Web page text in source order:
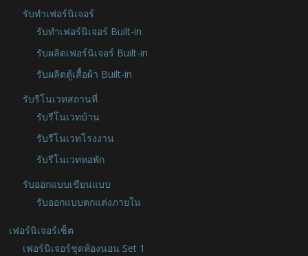
รับทำเฟอร์นิเจอร์
รับทำเฟอร์นิเจอร์ Built-in
รับผลิตเฟอร์นิเจอร์ Built-in
รับผลิตตู้เสื้อผ้า Built-in
รับรีโนเวทสถานที่
รับรีโนเวทบ้าน
รับรีโนเวทโรงงาน
รับรีโนเวทหอพัก
รับออกแบบเขียนแบบ
รับออกแบบตกแต่งภายใน
เฟอร์นิเจอร์เซ็ต
เฟอร์นิเจอร์ชุดห้องนอน Set 1